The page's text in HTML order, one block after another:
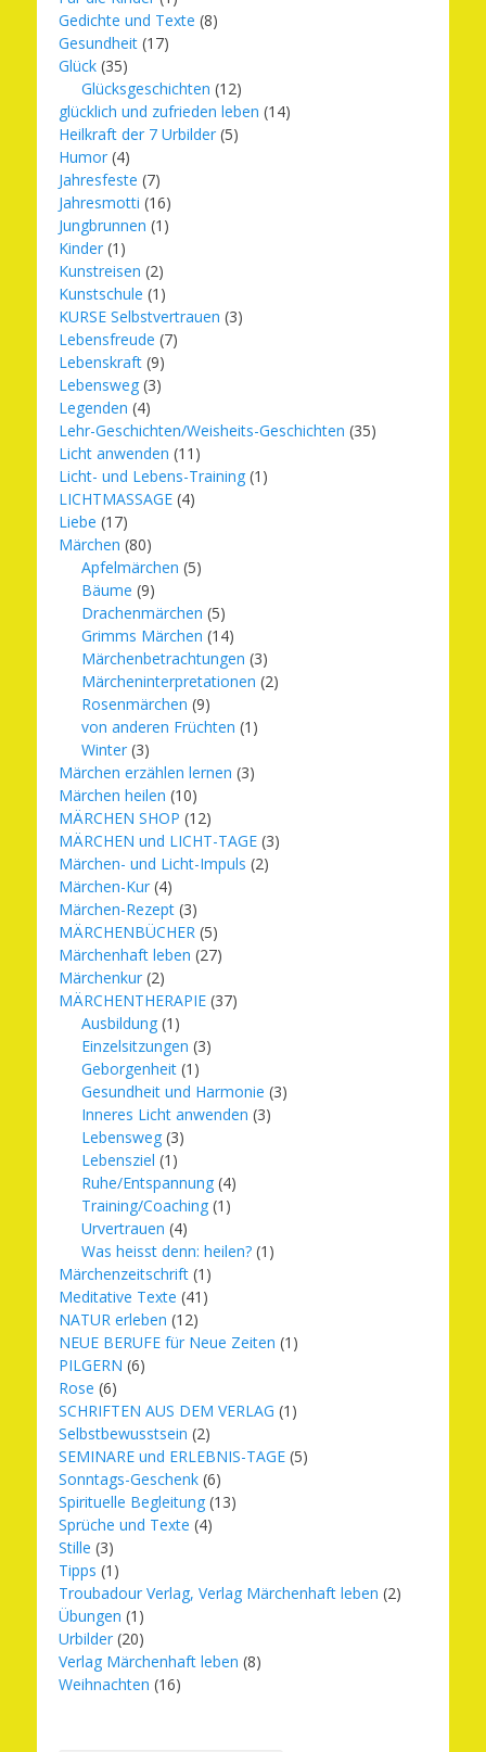
Gedichte und Texte (8)
Gesundheit (17)
Glück (35)
Glücksgeschichten (12)
glücklich und zufrieden leben (14)
Heilkraft der 7 Urbilder (5)
Humor (4)
Jahresfeste (7)
Jahresmotti (16)
Jungbrunnen (1)
Kinder (1)
Kunstreisen (2)
Kunstschule (1)
KURSE Selbstvertrauen (3)
Lebensfreude (7)
Lebenskraft (9)
Lebensweg (3)
Legenden (4)
Lehr-Geschichten/Weisheits-Geschichten (35)
Licht anwenden (11)
Licht- und Lebens-Training (1)
LICHTMASSAGE (4)
Liebe (17)
Märchen (80)
Apfelmärchen (5)
Bäume (9)
Drachenmärchen (5)
Grimms Märchen (14)
Märchenbetrachtungen (3)
Märcheninterpretationen (2)
Rosenmärchen (9)
von anderen Früchten (1)
Winter (3)
Märchen erzählen lernen (3)
Märchen heilen (10)
MÄRCHEN SHOP (12)
MÄRCHEN und LICHT-TAGE (3)
Märchen- und Licht-Impuls (2)
Märchen-Kur (4)
Märchen-Rezept (3)
MÄRCHENBÜCHER (5)
Märchenhaft leben (27)
Märchenkur (2)
MÄRCHENTHERAPIE (37)
Ausbildung (1)
Einzelsitzungen (3)
Geborgenheit (1)
Gesundheit und Harmonie (3)
Inneres Licht anwenden (3)
Lebensweg (3)
Lebensziel (1)
Ruhe/Entspannung (4)
Training/Coaching (1)
Urvertrauen (4)
Was heisst denn: heilen? (1)
Märchenzeitschrift (1)
Meditative Texte (41)
NATUR erleben (12)
NEUE BERUFE für Neue Zeiten (1)
PILGERN (6)
Rose (6)
SCHRIFTEN AUS DEM VERLAG (1)
Selbstbewusstsein (2)
SEMINARE und ERLEBNIS-TAGE (5)
Sonntags-Geschenk (6)
Spirituelle Begleitung (13)
Sprüche und Texte (4)
Stille (3)
Tipps (1)
Troubadour Verlag, Verlag Märchenhaft leben (2)
Übungen (1)
Urbilder (20)
Verlag Märchenhaft leben (8)
Weihnachten (16)